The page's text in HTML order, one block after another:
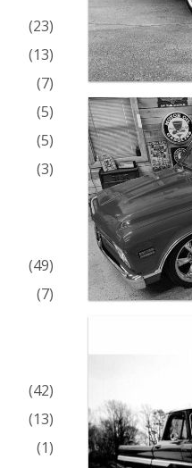
(23)
(13)
(7)
(5)
(5)
(3)
(49)
(7)
(42)
(13)
(1)